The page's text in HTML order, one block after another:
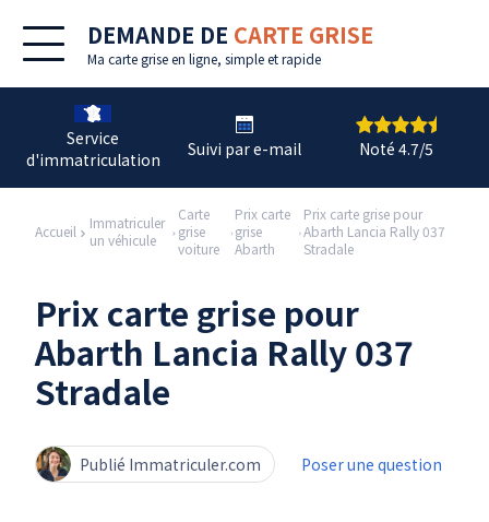
DEMANDE DE CARTE GRISE
Ma carte grise en ligne, simple et rapide
Service
d'immatriculation
Suivi par e-mail Noté 4.7/5
Accueil
Immatriculer
un véhicule
Carte
grise
voiture
Prix carte
grise
Abarth
Prix carte grise pour
Abarth Lancia Rally 037
Stradale
Prix carte grise pour
Abarth Lancia Rally 037
Stradale
Publié Immatriculer.com Poser une question